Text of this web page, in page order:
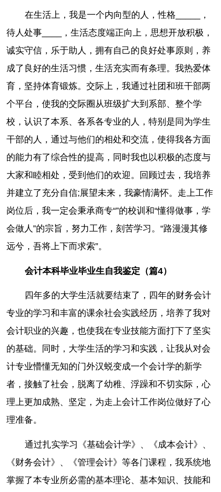
在生活上，我是一个内向型的人，性格_____，
待人处事____，生活态度端正向上，思想开放积极，
诚实守信，乐于助人，拥有自己的良好处事原则，养
成了良好的生活习惯，生活充实而有条理。我热爱体
育，坚持体育锻炼。交际上，我通过社团和班干部两
个平台，使我的交际圈从班级扩大到系部、整个学
校，认识了本系、各系各专业的人，特别是同为学生
干部的人，通过与他们的相处和交流，使得我各方面
的能力有了综合性的提高，同时我也以积极的态度与
大家和睦相处，受到他们的欢迎。回顾过去，我培养
并建立了充分自信;展望未来，我豪情满怀。走上工作
岗位后，我一定会秉承商专“”的校训和“懂得做事，学
会做人”的宗旨，努力工作，刻苦学习。“路漫漫其修
远兮，吾将上下而求索”。
会计本科毕业毕业生自我鉴定（篇4）
四年多的大学生活就要结束了，四年的财务会计
专业的学习和丰富的课余社会实践经历，培养了我对
会计职业的兴趣，也使我在专业技能方面打下了坚实
的基础。同时，大学生活的学习和实践，让我从对会
计专业懵懂无知的门外汉蜕变成一个会计学的新学
者，接触了社会，脱离了幼稚、浮躁和不切实际，心
理上更加成熟、坚定，为走上会计工作岗位做好了心
理准备。
通过扎实学习《基础会计学》、《成本会计》、
《财务会计》、《管理会计》等各门课程，我系统地
掌握了本专业所必需的基本理论、基本知识、技能和